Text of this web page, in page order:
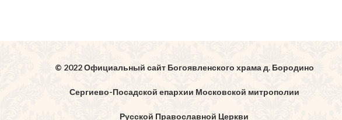
© 2022 Официальный сайт Богоявленского храма д. Бородино
Сергиево-Посадской епархии Московской митрополии
Русской Православной Церкви